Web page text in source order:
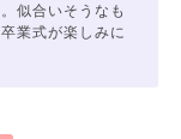
似合いそうなも
業式が楽しみに